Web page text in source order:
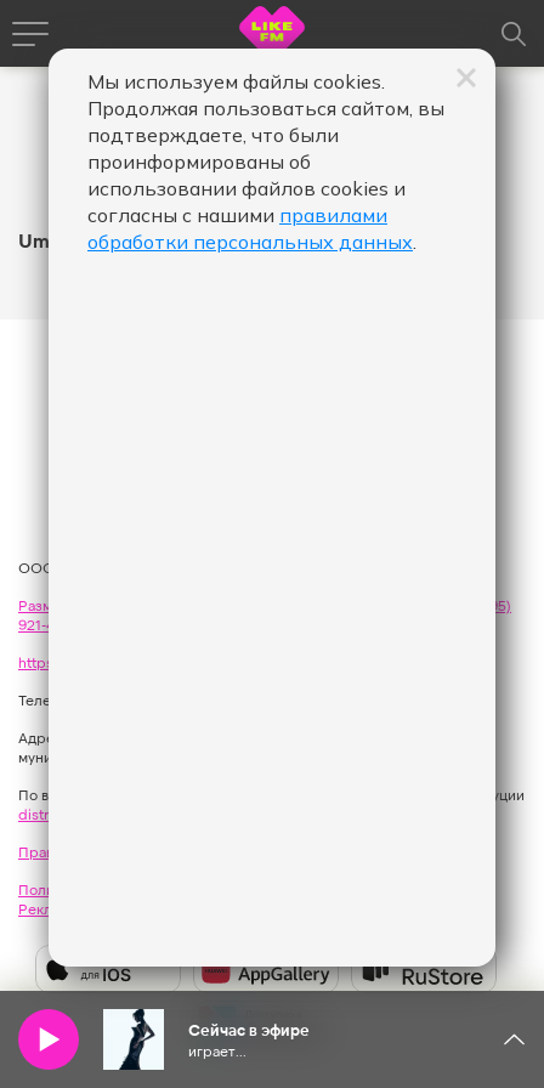
Сейчас в эфире
играет...
Uma2rman
ООО «ГПМ Радио», 2026
Размещение рекламы
+7 (495)
921-40-41
https://gpmsaleshouse.ru/
Телефон редакции:
Адрес: 129075, Российская Федерация, город Москва, вн.тер.г.
муниципальный округ Останкинский, улица Новомосковская, дом 12.
По вопросам регионального развития обращаться в Отдел дистрибуции
distribution@gpmradio.ru
Правила участия в акциях, конкурсах, играх
Политика конфиденциальности
Реклама на Like FM
Like
FM
в:
Мы используем файлы cookies.
Продолжая пользоваться сайтом, вы
подтверждаете, что были
проинформированы об
использовании файлов cookies и
согласны с нашими правилами
обработки персональных данных.